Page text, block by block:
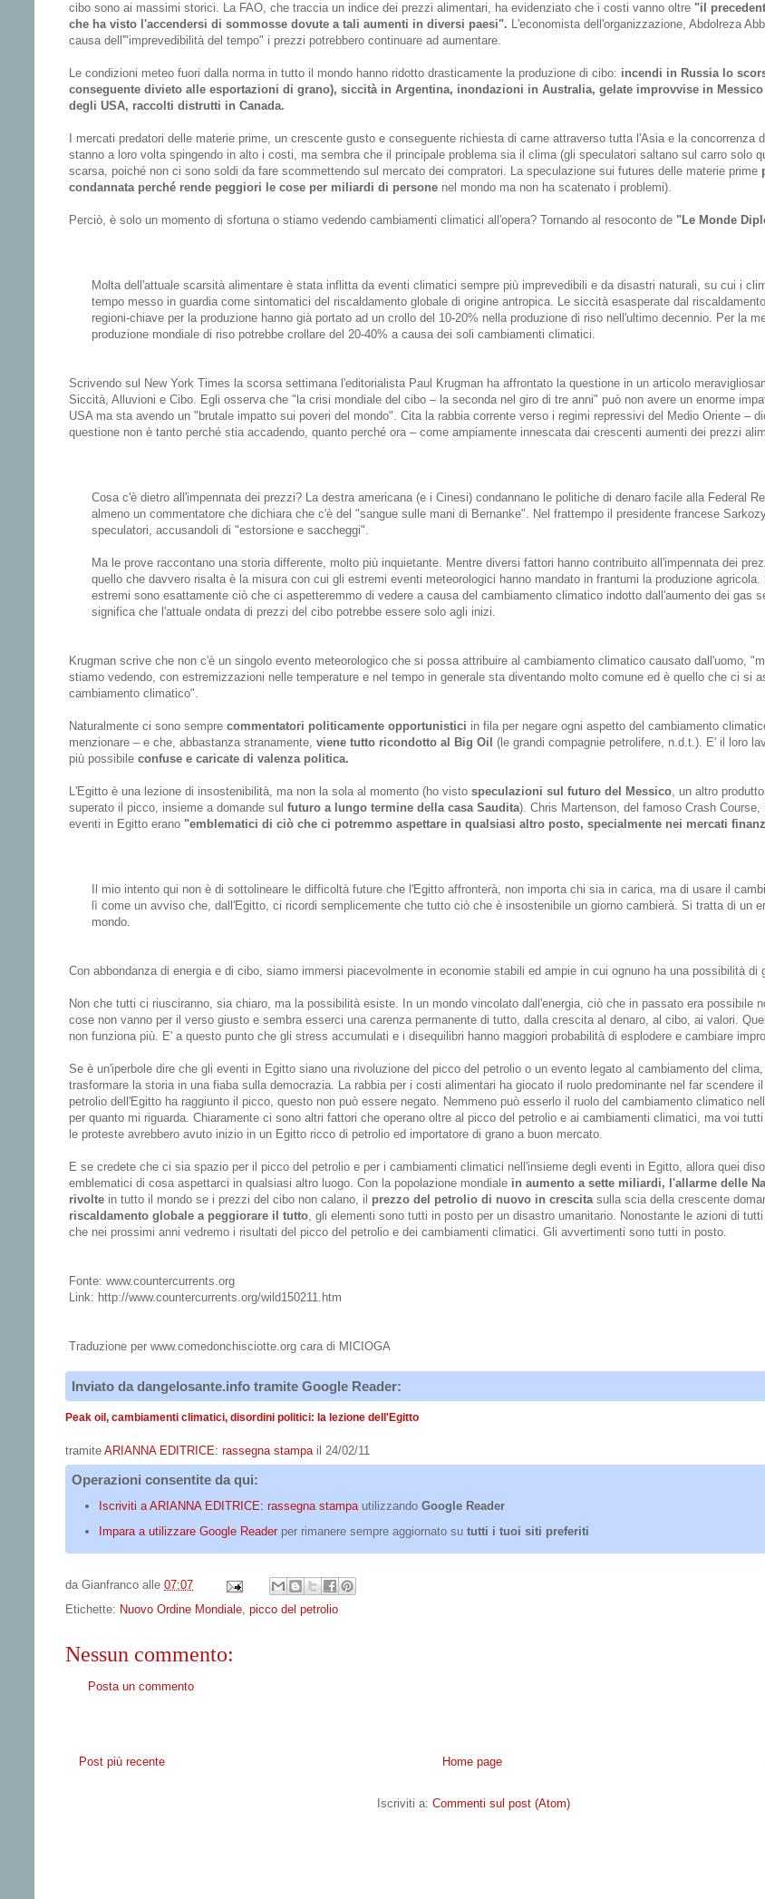
cibo sono ai massimi storici. La FAO, che traccia un indice dei prezzi alimentari, ha evidenziato che i costi vanno oltre "il
che ha visto l'accendersi di sommosse dovute a tali aumenti in diversi paesi". L'economista dell'organizzazione, Abdolreza
causa dell'"imprevedibilità del tempo" i prezzi potrebbero continuare ad aumentare.
Le condizioni meteo fuori dalla norma in tutto il mondo hanno ridotto drasticamente la produzione di cibo: incendi in Russia lo
conseguente divieto alle esportazioni di grano), siccità in Argentina, inondazioni in Australia, gelate improvvise in Messico
degli USA, raccolti distrutti in Canada.
I mercati predatori delle materie prime, un crescente gusto e conseguente richiesta di carne attraverso tutta l'Asia e la concorrenza
stanno a loro volta spingendo in alto i costi, ma sembra che il principale problema sia il clima (gli speculatori saltano sul carro solo
scarsa, poiché non ci sono soldi da fare scommettendo sul mercato dei compratori. La speculazione sui futures delle materie prime
condannata perché rende peggiori le cose per miliardi di persone nel mondo ma non ha scatenato i problemi).
Perciò, è solo un momento di sfortuna o stiamo vedendo cambiamenti climatici all'opera? Tornando al resoconto de "Le Monde
Molta dell'attuale scarsità alimentare è stata inflitta da eventi climatici sempre più imprevedibili e da disastri naturali, su cui i
tempo messo in guardia come sintomatici del riscaldamento globale di origine antropica. Le siccità esasperate dal
regioni-chiave per la produzione hanno già portato ad un crollo del 10-20% nella produzione di riso nell'ultimo decennio. Per la
produzione mondiale di riso potrebbe crollare del 20-40% a causa dei soli cambiamenti climatici.
Scrivendo sul New York Times la scorsa settimana l'editorialista Paul Krugman ha affrontato la questione in un articolo
Siccità, Alluvioni e Cibo. Egli osserva che "la crisi mondiale del cibo – la seconda nel giro di tre anni" può non avere un enorme
USA ma sta avendo un "brutale impatto sui poveri del mondo". Cita la rabbia corrente verso i regimi repressivi del Medio Oriente –
questione non è tanto perché stia accadendo, quanto perché ora – come ampiamente innescata dai crescenti aumenti dei prezzi
Cosa c'è dietro all'impennata dei prezzi? La destra americana (e i Cinesi) condannano le politiche di denaro facile alla Federal
almeno un commentatore che dichiara che c'è del "sangue sulle mani di Bernanke". Nel frattempo il presidente francese
speculatori, accusandoli di "estorsione e saccheggi".
Ma le prove raccontano una storia differente, molto più inquietante. Mentre diversi fattori hanno contribuito all'impennata dei
quello che davvero risalta è la misura con cui gli estremi eventi meteorologici hanno mandato in frantumi la produzione agricola.
estremi sono esattamente ciò che ci aspetteremmo di vedere a causa del cambiamento climatico indotto dall'aumento dei gas
significa che l'attuale ondata di prezzi del cibo potrebbe essere solo agli inizi.
Krugman scrive che non c'è un singolo evento meteorologico che si possa attribuire al cambiamento climatico causato dall'uomo,
stiamo vedendo, con estremizzazioni nelle temperature e nel tempo in generale sta diventando molto comune ed è quello che ci si
cambiamento climatico".
Naturalmente ci sono sempre commentatori politicamente opportunistici in fila per negare ogni aspetto del cambiamento
menzionare – e che, abbastanza stranamente, viene tutto ricondotto al Big Oil (le grandi compagnie petrolifere, n.d.t.). E' il loro
più possibile confuse e caricate di valenza politica.
L'Egitto è una lezione di insostenibilità, ma non la sola al momento (ho visto speculazioni sul futuro del Messico, un altro
superato il picco, insieme a domande sul futuro a lungo termine della casa Saudita). Chris Martenson, del famoso Crash
eventi in Egitto erano "emblematici di ciò che ci potremmo aspettare in qualsiasi altro posto, specialmente nei mercati
Il mio intento qui non è di sottolineare le difficoltà future che l'Egitto affronterà, non importa chi sia in carica, ma di usare il
lì come un avviso che, dall'Egitto, ci ricordi semplicemente che tutto ciò che è insostenibile un giorno cambierà. Si tratta di un
mondo.
Con abbondanza di energia e di cibo, siamo immersi piacevolmente in economie stabili ed ampie in cui ognuno ha una possibilità di
Non che tutti ci riusciranno, sia chiaro, ma la possibilità esiste. In un mondo vincolato dall'energia, ciò che in passato era possibile
cose non vanno per il verso giusto e sembra esserci una carenza permanente di tutto, dalla crescita al denaro, al cibo, ai valori.
non funziona più. E' a questo punto che gli stress accumulati e i disequilibri hanno maggiori probabilità di esplodere e cambiare
Se è un'iperbole dire che gli eventi in Egitto siano una rivoluzione del picco del petrolio o un evento legato al cambiamento del
trasformare la storia in una fiaba sulla democrazia. La rabbia per i costi alimentari ha giocato il ruolo predominante nel far scendere il
petrolio dell'Egitto ha raggiunto il picco, questo non può essere negato. Nemmeno può esserlo il ruolo del cambiamento climatico
per quanto mi riguarda. Chiaramente ci sono altri fattori che operano oltre al picco del petrolio e ai cambiamenti climatici, ma voi
le proteste avrebbero avuto inizio in un Egitto ricco di petrolio ed importatore di grano a buon mercato.
E se credete che ci sia spazio per il picco del petrolio e per i cambiamenti climatici nell'insieme degli eventi in Egitto, allora quei
emblematici di cosa aspettarci in qualsiasi altro luogo. Con la popolazione mondiale in aumento a sette miliardi, l'allarme delle
rivolte in tutto il mondo se i prezzi del cibo non calano, il prezzo del petrolio di nuovo in crescitasulla scia della crescente
riscaldamento globale a peggiorare il tutto, gli elementi sono tutti in posto per un disastro umanitario. Nonostante le azioni di
che nei prossimi anni vedremo i risultati del picco del petrolio e dei cambiamenti climatici. Gli avvertimenti sono tutti in posto.
Fonte: www.countercurrents.org
Link: http://www.countercurrents.org/wild150211.htm
Traduzione per www.comedonchisciotte.org cara di MICIOGA
Inviato da dangelosante.info tramite Google Reader:
Peak oil, cambiamenti climatici, disordini politici: la lezione dell'Egitto
tramite ARIANNA EDITRICE: rassegna stampa il 24/02/11
Operazioni consentite da qui:
Iscriviti a ARIANNA EDITRICE: rassegna stampautilizzando Google Reader
Impara a utilizzare Google Readerper rimanere sempre aggiornato su tutti i tuoi siti preferiti
da Gianfranco alle 07:07
Etichette: Nuovo Ordine Mondiale, picco del petrolio
Nessun commento:
Posta un commento
Post più recente Home page
Iscriviti a: Commenti sul post (Atom)